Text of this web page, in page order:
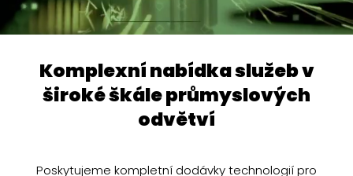
komplexní nabídka služeb v
široké škále průmyslových
odvětví
Poskytujeme kompletní dodávky technologií pro